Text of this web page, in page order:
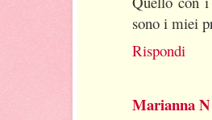
sono i miei
Rispondi
Marianna N